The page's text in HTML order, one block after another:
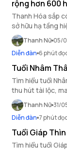
rộng hơn 600
Thanh Hóa sắp
sở hữu hạ tầng
làm cho hơn
Thanh Nữ 05/
Diễn đàn 6 phút
Tuổi Nhâm
Tìm hiểu tuổi
thu hút tài lộc,
nghĩa và vị trí đặt
Thanh Nữ 31/
Diễn đàn 7 phút
Tuổi Giáp
Tìm hiểu tuổi